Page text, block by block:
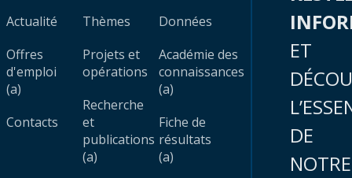
Actualité
Offres
d'emploi
(a)
Contacts
Thèmes
Projets et
opérations
Recherche
et
publications
(a)
Données
Académie des
connaissances
(a)
Fiche de
résultats
(a)
ET
DE
NOTRE